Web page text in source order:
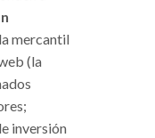
mercantil
(la
inversión